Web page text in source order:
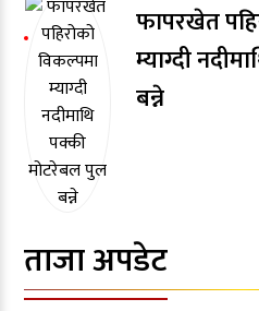
फापरखेत
म्याग्दी
बन्ने
ताजा अपडेट